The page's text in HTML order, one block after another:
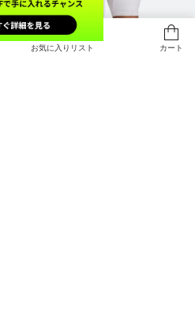
お気に入りリスト カート